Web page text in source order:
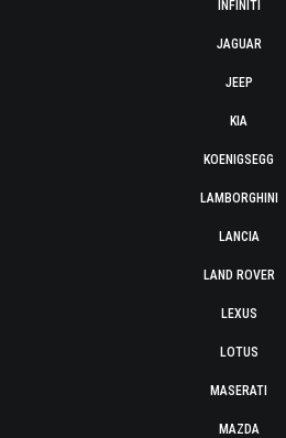
INFINITI
JAGUAR
JEEP
KIA
KOENIGSEGG
LAMBORGHINI
LANCIA
LAND ROVER
LEXUS
LOTUS
MASERATI
MAZDA